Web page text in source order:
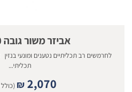
אביזר משור גובה PA1100
לחרמשים רב תכליתיים נטענים ומונעי
תכליתי...
₪ 2,070